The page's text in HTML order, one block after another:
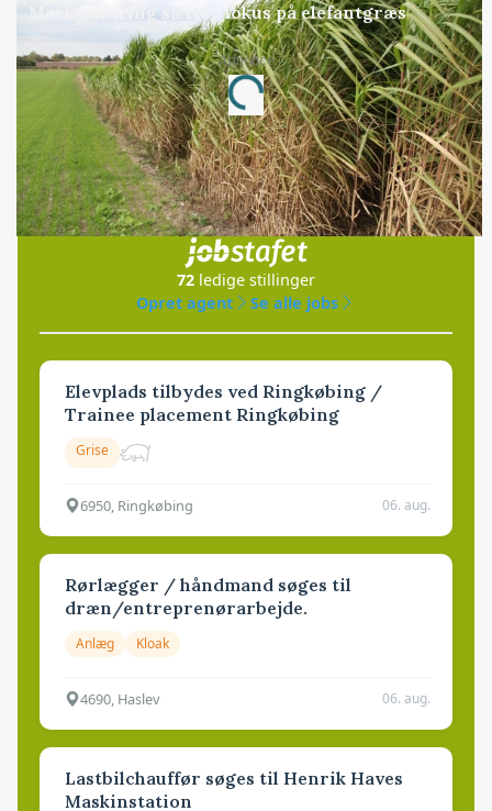
Markvandring sætter fokus på elefantgræs
Annonce
Loading...
Jobs
i samarbejde med
72 ledige stillinger
Opret agent
Se alle jobs
Elevplads tilbydes ved Ringkøbing /
Trainee placement Ringkøbing
Grise
6950, Ringkøbing 06. aug.
Rørlægger / håndmand søges til
dræn/entreprenørarbejde.
Anlæg Kloak
4690, Haslev 06. aug.
Lastbilchauffør søges til Henrik Haves
Maskinstation